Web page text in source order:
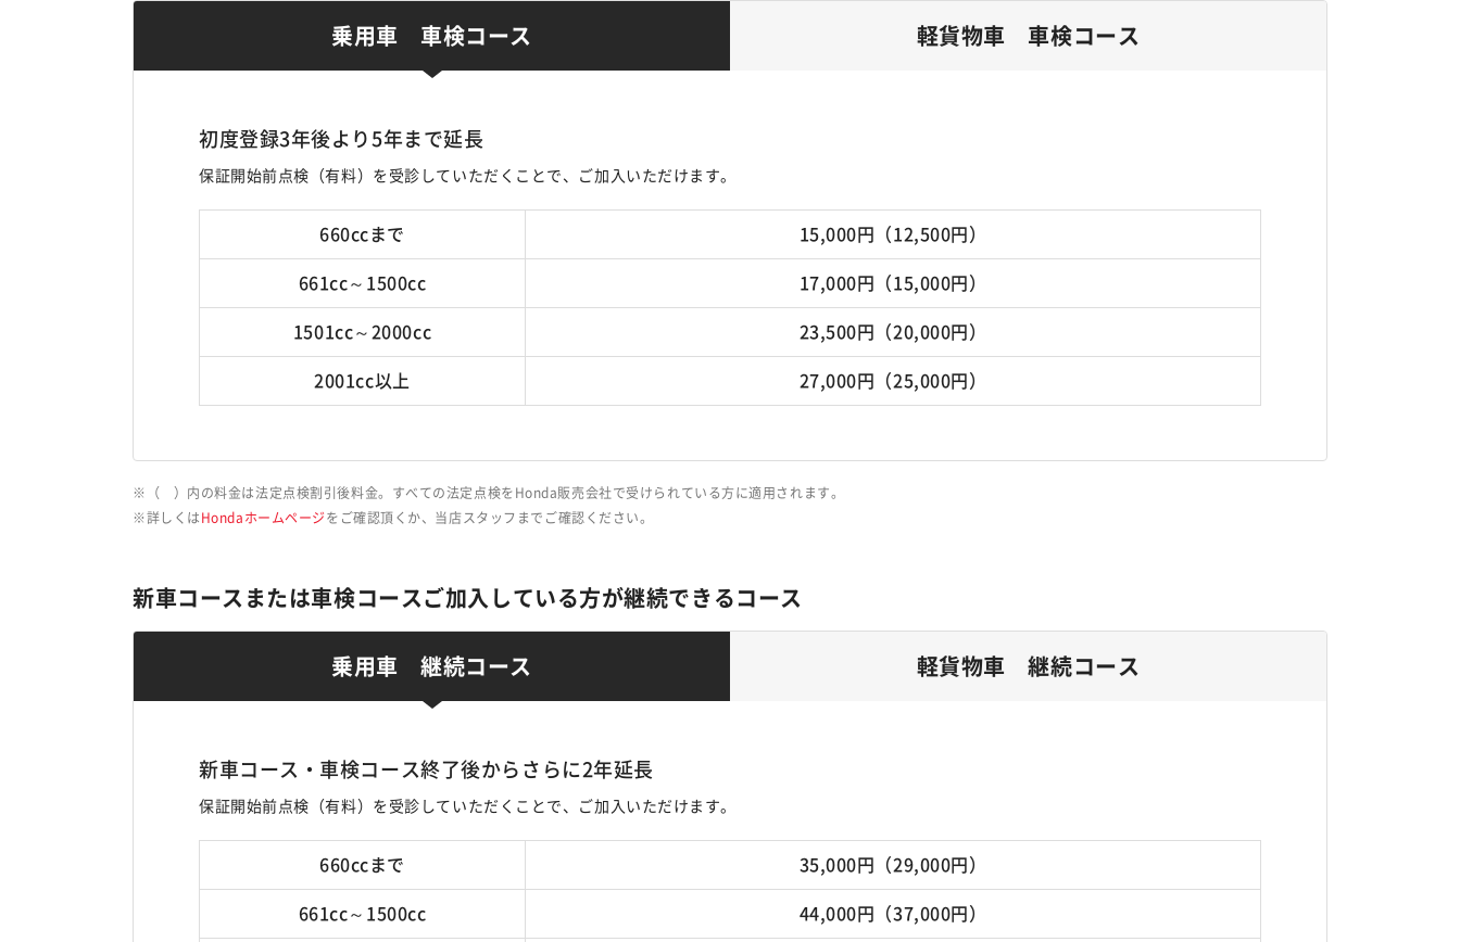
乗用車 車検コース 軽貨物車 車検コース
初度登録3年後より5年まで延長
保証開始前点検（有料）を受診していただくことで、ご加入いただけます。
660ccまで 15,000円（12,500円）
661cc～1500cc 17,000円（15,000円）
1501cc～2000cc 23,500円（20,000円）
2001cc以上 27,000円（25,000円）
（ ）内の料金は法定点検割引後料金。すべての法定点検をHonda販売会社で受けられている方に適用されます。
詳しくは Hondaホームページをご確認頂くか、当店スタッフまでご確認ください。
新車コースまたは車検コースご加入している方が継続できるコース
乗用車 継続コース 軽貨物車 継続コース
新車コース・車検コース終了後からさらに2年延長
保証開始前点検（有料）を受診していただくことで、ご加入いただけます。
660ccまで 35,000円（29,000円）
661cc～1500cc 44,000円（37,000円）